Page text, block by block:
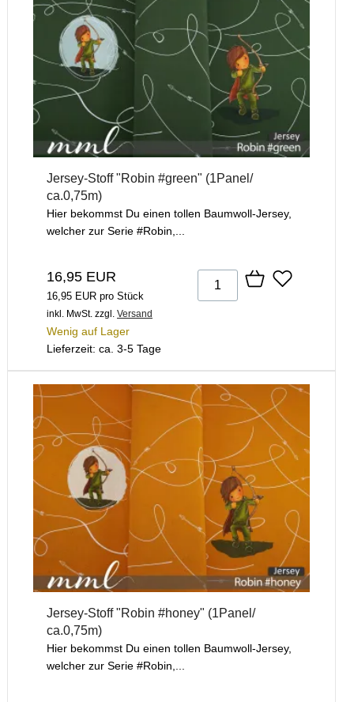
Jersey-Stoff "Robin #green" (1Panel/
ca.0,75m)
Hier bekommst Du einen tollen Baumwoll-Jersey,
welcher zur Serie #Robin,...
16,95 EUR
16,95 EUR pro Stück
inkl. MwSt. zzgl. Versand
Wenig auf Lager
Lieferzeit: ca. 3-5 Tage
Jersey-Stoff "Robin #honey" (1Panel/
ca.0,75m)
Hier bekommst Du einen tollen Baumwoll-Jersey,
welcher zur Serie #Robin,...